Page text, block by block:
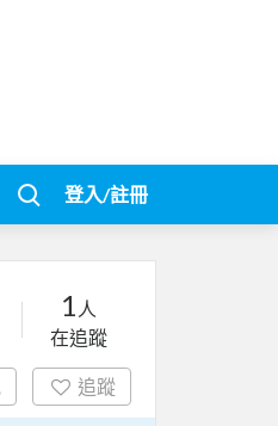
登入/註冊
1 人
在追蹤
追蹤